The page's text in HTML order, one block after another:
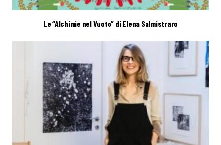
Le “Alchimie nel Vuoto” di Elena Salmistraro